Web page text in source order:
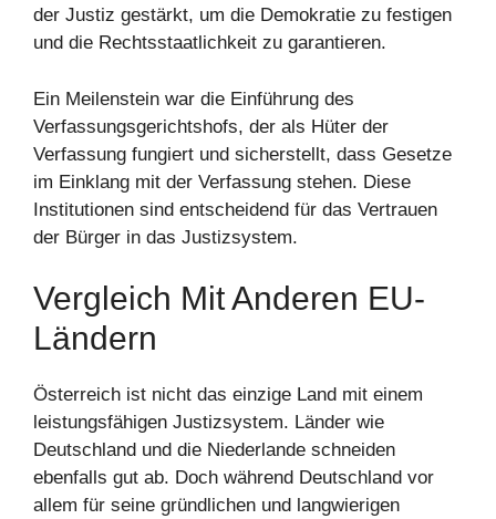
der Justiz gestärkt, um die Demokratie zu festigen
und die Rechtsstaatlichkeit zu garantieren.
Ein Meilenstein war die Einführung des
Verfassungsgerichtshofs, der als Hüter der
Verfassung fungiert und sicherstellt, dass Gesetze
im Einklang mit der Verfassung stehen. Diese
Institutionen sind entscheidend für das Vertrauen
der Bürger in das Justizsystem.
Vergleich Mit Anderen EU-
Ländern
Österreich ist nicht das einzige Land mit einem
leistungsfähigen Justizsystem. Länder wie
Deutschland und die Niederlande schneiden
ebenfalls gut ab. Doch während Deutschland vor
allem für seine gründlichen und langwierigen